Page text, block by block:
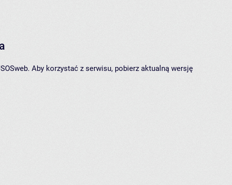
Aby korzystać z serwisu, pobierz aktualną wersję